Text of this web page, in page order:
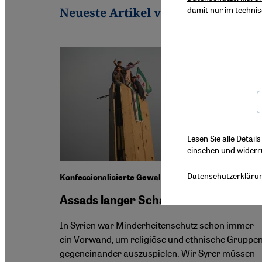
Neueste Artikel von Sarah
Konfessionalisierte Gewalt in Syrien
Assads langer Schatten
In Syrien war Minderheitenschutz schon immer
ein Vorwand, um religiöse und ethnische Gruppen
gegeneinander auszuspielen. Wir Syrer müssen
damit nur im
Lesen Sie alle
einsehen und